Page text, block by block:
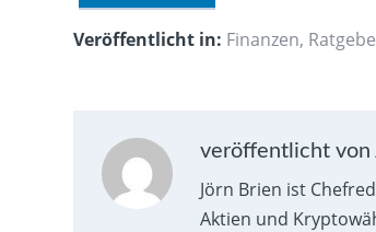
Veröffentlicht in: Finanzen,
veröffentlicht von
Jörn Brien ist
Aktien und